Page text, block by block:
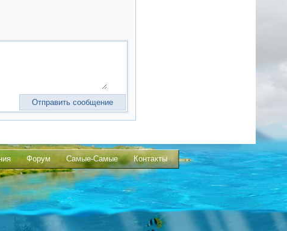
Форум Самые-Самые Контакты